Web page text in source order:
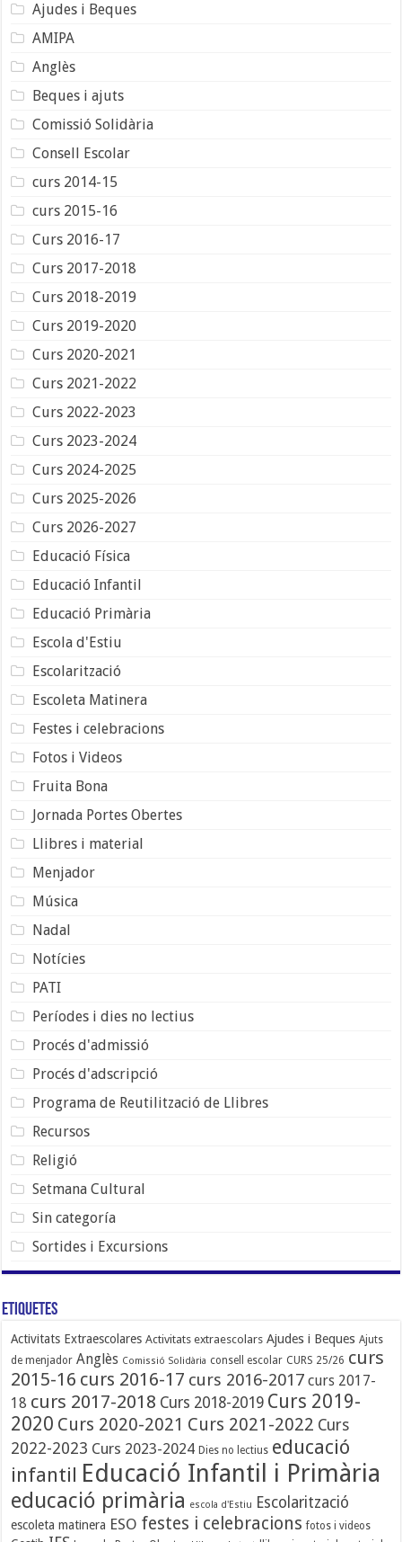
Ajudes i Beques
AMIPA
Anglès
Beques i ajuts
Comissió Solidària
Consell Escolar
curs 2014-15
curs 2015-16
Curs 2016-17
Curs 2017-2018
Curs 2018-2019
Curs 2019-2020
Curs 2020-2021
Curs 2021-2022
Curs 2022-2023
Curs 2023-2024
Curs 2024-2025
Curs 2025-2026
Curs 2026-2027
Educació Física
Educació Infantil
Educació Primària
Escola d'Estiu
Escolarització
Escoleta Matinera
Festes i celebracions
Fotos i Videos
Fruita Bona
Jornada Portes Obertes
Llibres i material
Menjador
Música
Nadal
Notícies
PATI
Períodes i dies no lectius
Procés d'admissió
Procés d'adscripció
Programa de Reutilització de Llibres
Recursos
Religió
Setmana Cultural
Sin categoría
Sortides i Excursions
Etiquetes
Activitats Extraescolares Activitats extraescolars Ajudes i Beques Ajuts
de menjador Anglès Comissió Solidària consell escolar CURS 25/26 curs
2015-16 curs 2016-17 curs 2016-2017 curs 2017-
18 curs 2017-2018 Curs 2018-2019 Curs 2019-
2020 Curs 2020-2021 Curs 2021-2022 Curs
2022-2023 Curs 2023-2024 Dies no lectius educació
infantil Educació Infantil i Primària
educació primària escola d'Estiu Escolarització
escoleta matinera ESO festes i celebracions fotos i videos